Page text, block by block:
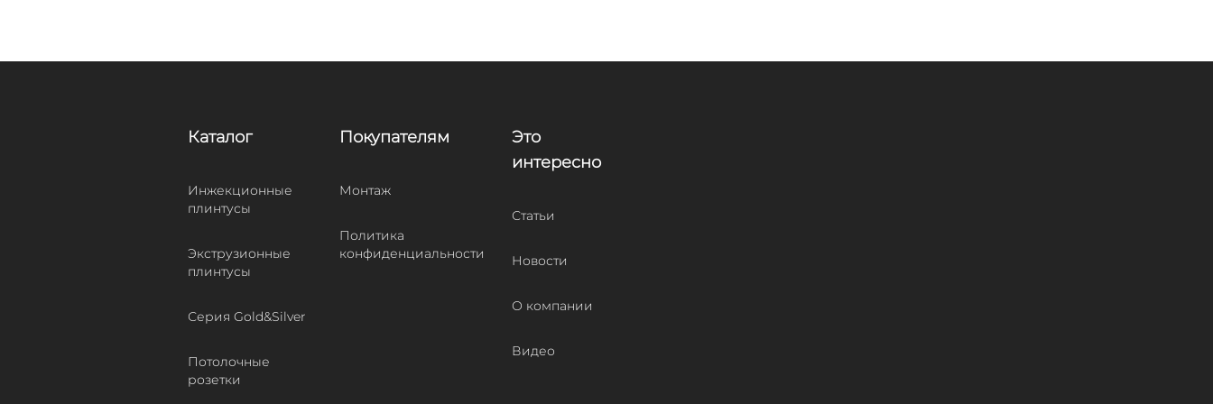
Каталог
Инжекционные
плинтусы
Экструзионные
плинтусы
Серия Gold&Silver
Потолочные
розетки
Покупателям
Монтаж
Политика
конфиденциальности
Это
интересно
Статьи
Новости
О компании
Видео